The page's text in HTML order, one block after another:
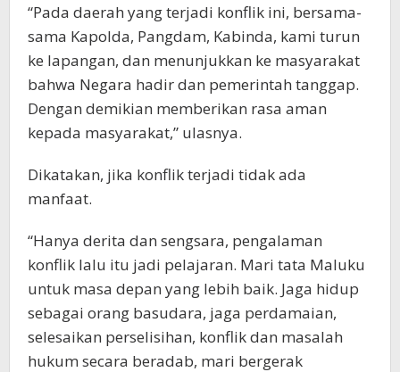
“Pada daerah yang terjadi konflik ini, bersama-
sama Kapolda, Pangdam, Kabinda, kami turun
ke lapangan, dan menunjukkan ke masyarakat
bahwa Negara hadir dan pemerintah tanggap.
Dengan demikian memberikan rasa aman
kepada masyarakat,” ulasnya.
Dikatakan, jika konflik terjadi tidak ada
manfaat.
“Hanya derita dan sengsara, pengalaman
konflik lalu itu jadi pelajaran. Mari tata Maluku
untuk masa depan yang lebih baik. Jaga hidup
sebagai orang basudara, jaga perdamaian,
selesaikan perselisihan, konflik dan masalah
hukum secara beradab, mari bergerak